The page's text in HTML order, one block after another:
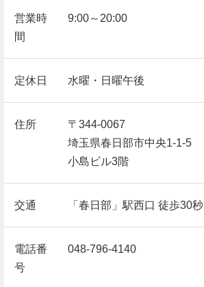
営業時
間
9:00～20:00
定休日 水曜・日曜午後
住所
〒344-0067
埼玉県春日部市中央1-1-5
小島ビル3階
交通 「春日部」駅西口 徒歩30秒
電話番
号
048-796-4140